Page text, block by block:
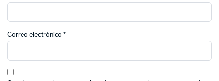
Correo electrónico*